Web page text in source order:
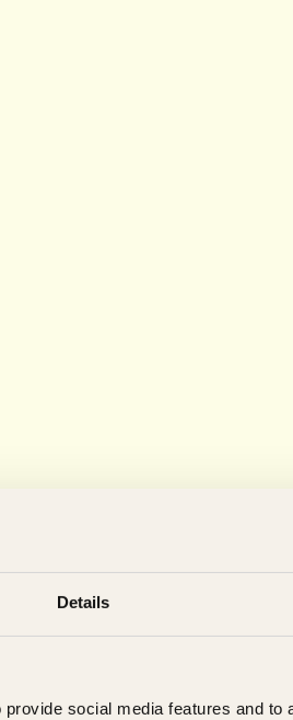
Details
social media features and to